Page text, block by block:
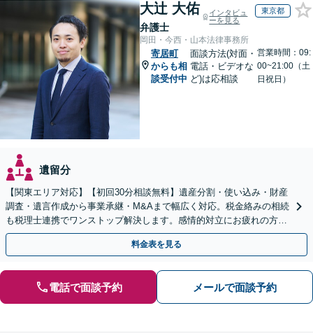
大辻 大佑
弁護士
インタビュ
ーを見る
東京都
岡田・今西・山本法律事務所
寄居町
からも相
談受付中
面談方法(対面・
電話・ビデオな
ど)は応相談
営業時間：09:
00~21:00（土
日祝日）
遺留分
【関東エリア対応】【初回30分相談無料】遺産分割・使い込み・財産
調査・遺言作成から事業承継・M&Aまで幅広く対応。税金絡みの相続
も税理士連携でワンストップ解決します。感情的対立にお疲れの方や
紛争予防をご検討の方も、お気軽にご相談ください。
料金表を見る
電話で面談予約 メールで面談予約